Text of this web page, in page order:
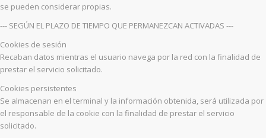
se pueden considerar propias.
--- SEGÚN EL PLAZO DE TIEMPO QUE PERMANEZCAN ACTIVADAS ---
Cookies de sesión
Recaban datos mientras el usuario navega por la red con la finalidad de
prestar el servicio solicitado.
Cookies persistentes
Se almacenan en el terminal y la información obtenida, será utilizada por
el responsable de la cookie con la finalidad de prestar el servicio
solicitado.